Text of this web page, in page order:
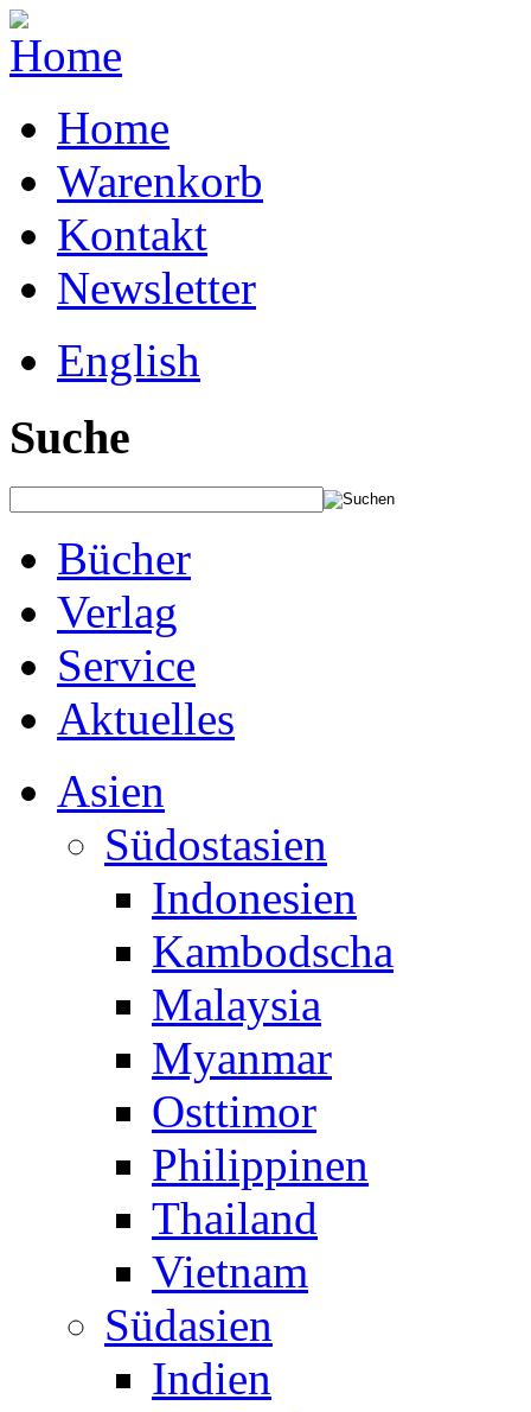
Home
Warenkorb
Kontakt
Newsletter
English
Suche
Bücher
Verlag
Service
Aktuelles
Asien
Südostasien
Indonesien
Kambodscha
Malaysia
Myanmar
Osttimor
Philippinen
Thailand
Vietnam
Südasien
Indien